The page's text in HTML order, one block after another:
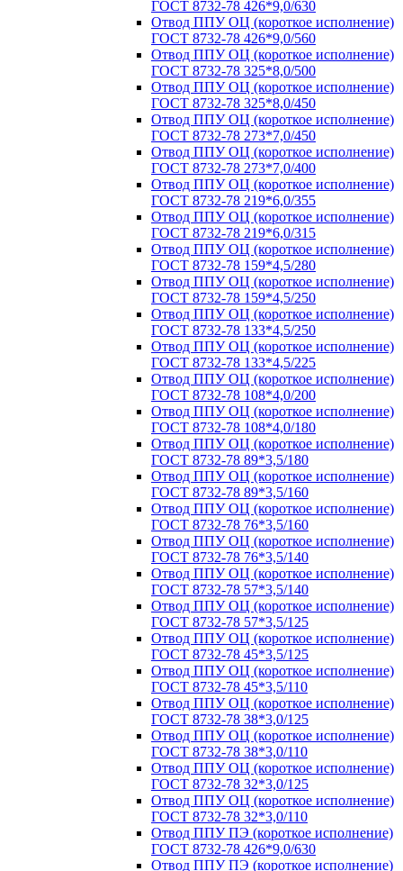
ГОСТ 8732-78 426*9,0/630
Отвод ППУ ОЦ (короткое исполнение)
ГОСТ 8732-78 426*9,0/560
Отвод ППУ ОЦ (короткое исполнение)
ГОСТ 8732-78 325*8,0/500
Отвод ППУ ОЦ (короткое исполнение)
ГОСТ 8732-78 325*8,0/450
Отвод ППУ ОЦ (короткое исполнение)
ГОСТ 8732-78 273*7,0/450
Отвод ППУ ОЦ (короткое исполнение)
ГОСТ 8732-78 273*7,0/400
Отвод ППУ ОЦ (короткое исполнение)
ГОСТ 8732-78 219*6,0/355
Отвод ППУ ОЦ (короткое исполнение)
ГОСТ 8732-78 219*6,0/315
Отвод ППУ ОЦ (короткое исполнение)
ГОСТ 8732-78 159*4,5/280
Отвод ППУ ОЦ (короткое исполнение)
ГОСТ 8732-78 159*4,5/250
Отвод ППУ ОЦ (короткое исполнение)
ГОСТ 8732-78 133*4,5/250
Отвод ППУ ОЦ (короткое исполнение)
ГОСТ 8732-78 133*4,5/225
Отвод ППУ ОЦ (короткое исполнение)
ГОСТ 8732-78 108*4,0/200
Отвод ППУ ОЦ (короткое исполнение)
ГОСТ 8732-78 108*4,0/180
Отвод ППУ ОЦ (короткое исполнение)
ГОСТ 8732-78 89*3,5/180
Отвод ППУ ОЦ (короткое исполнение)
ГОСТ 8732-78 89*3,5/160
Отвод ППУ ОЦ (короткое исполнение)
ГОСТ 8732-78 76*3,5/160
Отвод ППУ ОЦ (короткое исполнение)
ГОСТ 8732-78 76*3,5/140
Отвод ППУ ОЦ (короткое исполнение)
ГОСТ 8732-78 57*3,5/140
Отвод ППУ ОЦ (короткое исполнение)
ГОСТ 8732-78 57*3,5/125
Отвод ППУ ОЦ (короткое исполнение)
ГОСТ 8732-78 45*3,5/125
Отвод ППУ ОЦ (короткое исполнение)
ГОСТ 8732-78 45*3,5/110
Отвод ППУ ОЦ (короткое исполнение)
ГОСТ 8732-78 38*3,0/125
Отвод ППУ ОЦ (короткое исполнение)
ГОСТ 8732-78 38*3,0/110
Отвод ППУ ОЦ (короткое исполнение)
ГОСТ 8732-78 32*3,0/125
Отвод ППУ ОЦ (короткое исполнение)
ГОСТ 8732-78 32*3,0/110
Отвод ППУ ПЭ (короткое исполнение)
ГОСТ 8732-78 426*9,0/630
Отвод ППУ ПЭ (короткое исполнение)